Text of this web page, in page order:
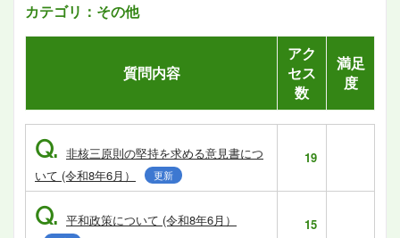
カテゴリ：その他
質問内容
アク
セス
数
満足
度
Q. 非核三原則の堅持を求める意見書につ
いて (令和8年6月）
更新
19
Q. 平和政策について (令和8年6月） 15